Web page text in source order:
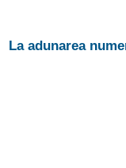
La adunarea